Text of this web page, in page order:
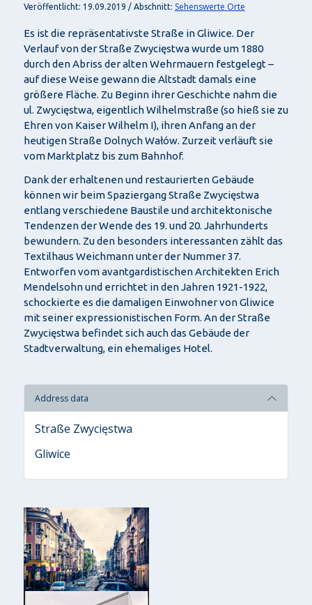
Veröffentlicht: 19.09.2019 / Abschnitt: Sehenswerte Orte
Es ist die repräsentativste Straße in Gliwice. Der
Verlauf von der Straße Zwycięstwa wurde um 1880
durch den Abriss der alten Wehrmauern festgelegt –
auf diese Weise gewann die Altstadt damals eine
größere Fläche. Zu Beginn ihrer Geschichte nahm die
ul. Zwycięstwa, eigentlich Wilhelmstraße (so hieß sie zu
Ehren von Kaiser Wilhelm I), ihren Anfang an der
heutigen Straße Dolnych Wałów. Zurzeit verläuft sie
vom Marktplatz bis zum Bahnhof.
Dank der erhaltenen und restaurierten Gebäude
können wir beim Spaziergang Straße Zwycięstwa
entlang verschiedene Baustile und architektonische
Tendenzen der Wende des 19. und 20. Jahrhunderts
bewundern. Zu den besonders interessanten zählt das
Textilhaus Weichmann unter der Nummer 37.
Entworfen vom avantgardistischen Architekten Erich
Mendelsohn und errichtet in den Jahren 1921-1922,
schockierte es die damaligen Einwohner von Gliwice
mit seiner expressionistischen Form. An der Straße
Zwycięstwa befindet sich auch das Gebäude der
Stadtverwaltung, ein ehemaliges Hotel.
Address data
Straße Zwycięstwa
Gliwice